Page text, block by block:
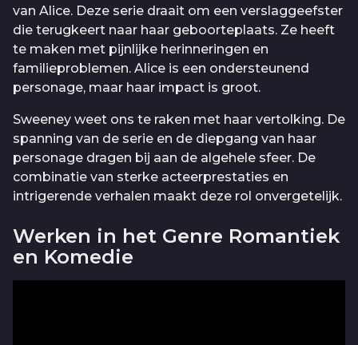
van Alice. Deze serie draait om een verslaggeefster
die terugkeert naar haar geboorteplaats. Ze heeft
te maken met pijnlijke herinneringen en
familieproblemen. Alice is een ondersteunend
personage, maar haar impact is groot.
Sweeney weet ons te raken met haar vertolking. De
spanning van de serie en de diepgang van haar
personage dragen bij aan de algehele sfeer. De
combinatie van sterke acteerprestaties en
intrigerende verhalen maakt deze rol onvergetelijk.
Werken in het Genre Romantiek
en Komedie